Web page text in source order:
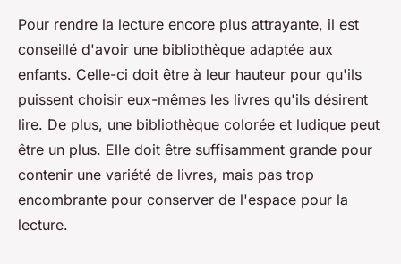
Pour rendre la lecture encore plus attrayante, il est
conseillé d'avoir une bibliothèque adaptée aux
enfants. Celle-ci doit être à leur hauteur pour qu'ils
puissent choisir eux-mêmes les livres qu'ils désirent
lire. De plus, une bibliothèque colorée et ludique peut
être un plus. Elle doit être suffisamment grande pour
contenir une variété de livres, mais pas trop
encombrante pour conserver de l'espace pour la
lecture.